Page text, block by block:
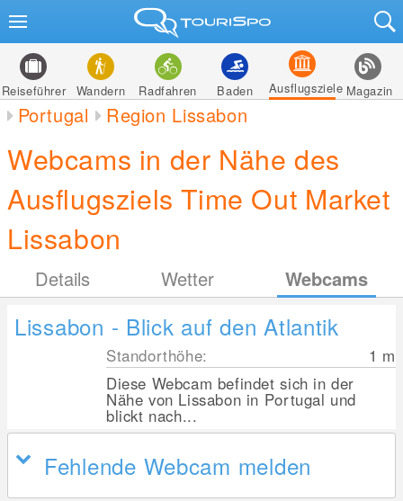
Reiseführer Wandern Radfahren Baden Ausflugsziele Magazin
Portugal Region Lissabon
Webcams in der Nähe des
Ausflugsziels Time Out Market
Lissabon
Details Wetter Webcams
Lissabon - Blick auf den Atlantik
Standorthöhe: 1 m
Diese Webcam befindet sich in der
Nähe von Lissabon in Portugal und
blickt nach...
Fehlende Webcam melden